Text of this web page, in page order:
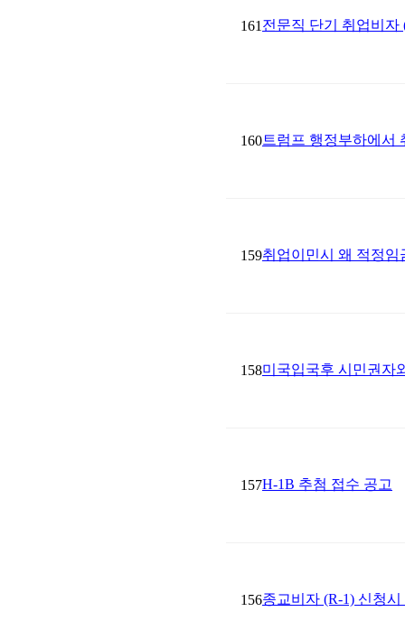
161 전문직 단기 취업비자
160트럼프 행정부하에서
159취업이민시 왜 적정임
158미국입국후 시민권자
157H-1B 추첨 접수 공고
156종교비자 (R-1) 신청